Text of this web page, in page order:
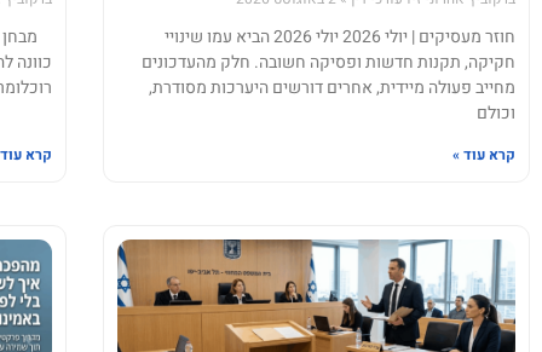
חוזר מעסיקים | יולי 2026 יולי 2026 הביא עמו שינויי
חקיקה, תקנות חדשות ופסיקה חשובה. חלק מהעדכונים
מחייב פעולה מיידית, אחרים דורשים היערכות מסודרת,
וכולם
קרא עוד »
כוונה
קרא